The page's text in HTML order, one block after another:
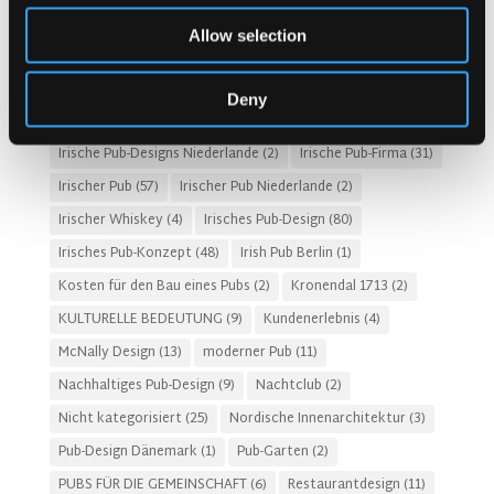
Allow selection
Deny
Gastronomie-Design(28) Geschichte des Irish Pubs(1)
HOTEL-PUB- UND RESTAURANTDESIGN(14)
Irische Pub-Designs Niederlande (2) Irische Pub-Firma(31)
Irischer Pub (57) Irischer Pub Niederlande (2)
Irischer Whiskey(4) Irisches Pub-Design (80)
Irisches Pub-Konzept (48) Irish Pub Berlin (1)
Kosten für den Bau eines Pubs (2) Kronendal 1713 (2)
KULTURELLE BEDEUTUNG (9) Kundenerlebnis (4)
McNally Design (13) moderner Pub (11)
Nachhaltiges Pub-Design (9) Nachtclub (2)
Nicht kategorisiert (25) Nordische Innenarchitektur(3)
Pub-Design Dänemark (1) Pub-Garten (2)
PUBS FÜR DIE GEMEINSCHAFT(6) Restaurantdesign (11)